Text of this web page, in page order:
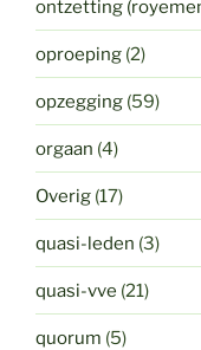
ontzetting
oproeping (2)
opzegging (59)
orgaan (4)
Overig (17)
quasi-leden (3)
quasi-vve (21)
quorum (5)